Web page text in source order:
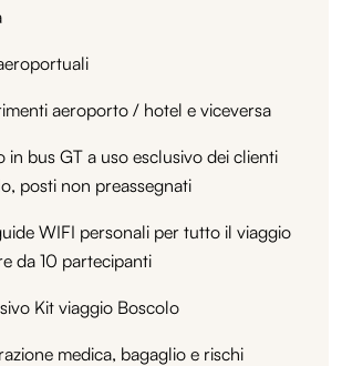
aeroporto / hotel e viceversa
in bus GT a uso esclusivo dei clienti
posti non preassegnati
WIFI personali per tutto il viaggio
da 10 partecipanti
Kit viaggio Boscolo
medica, bagaglio e rischi